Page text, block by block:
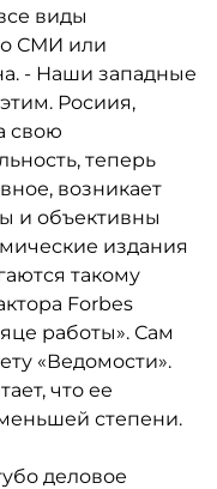
виды
СМИ или
- Наши западные
Росиия,
свою
теперь
возникает
и объективны
издания
такому
Forbes
работы». Сам
«Ведомости».
что ее
степени.
деловое